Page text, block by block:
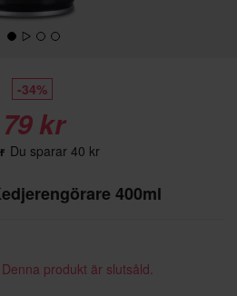
-34%
79 kr
Du sparar 40 kr
400ml
produkt är slutsåld.